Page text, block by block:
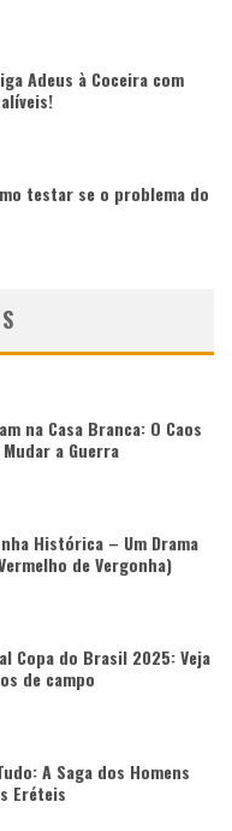
Adeus à Coceira com
testar se o problema do
na Casa Branca: O Caos
a Guerra
Histórica – Um Drama
de Vergonha)
Copa do Brasil 2025: Veja
de campo
A Saga dos Homens
Eréteis